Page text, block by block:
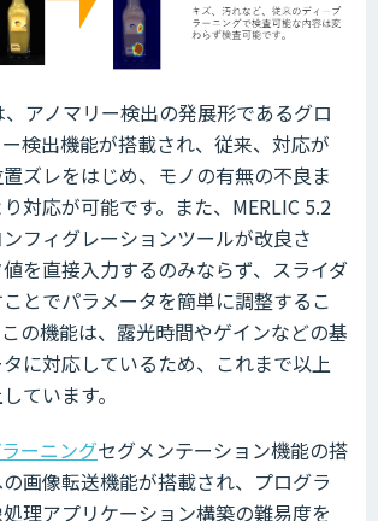
、アノマリー検出の発展形であるグロ
検出機能が搭載され、従来、対応が
ズレをはじめ、モノの有無の不良ま
対応が可能です。また、MERLIC 5.2
フィグレーションツールが改良さ
を直接入力するのみならず、スライダ
とでパラメータを簡単に調整するこ
の機能は、露光時間やゲインなどの基
に対応しているため、これまで以上
ています。
ーニングセグメンテーション機能の搭
画像転送機能が搭載され、プログラ
理アプリケーション構築の難易度を